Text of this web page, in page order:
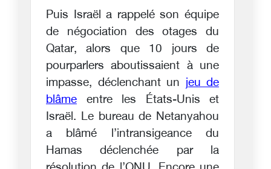
Puis Israël a rappelé son équipe
de négociation des otages du
Qatar, alors que 10 jours de
pourparlers aboutissaient à une
impasse, déclenchant un jeu de
blâme entre les États-Unis et
Israël. Le bureau de Netanyahou
a blâmé l’intransigeance du
Hamas déclenchée par la